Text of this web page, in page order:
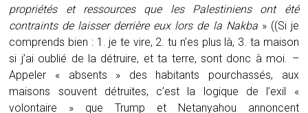
propriétés et ressources que les Palestiniens ont été
contraints de laisser derrière eux lors de la Nakba » ((Si je
comprends bien : 1. je te vire, 2. tu n’es plus là, 3. ta maison
si j’ai oublié de la détruire, et ta terre, sont donc à moi. –
Appeler « absents » des habitants pourchassés, aux
maisons souvent détruites, c’est la logique de l’exil «
volontaire » que Trump et Netanyahou annoncent